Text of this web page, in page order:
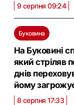
9 серпня 09:24
Буковина
На Буковині
який стріляв
днів
йому
8 серпня 17:33